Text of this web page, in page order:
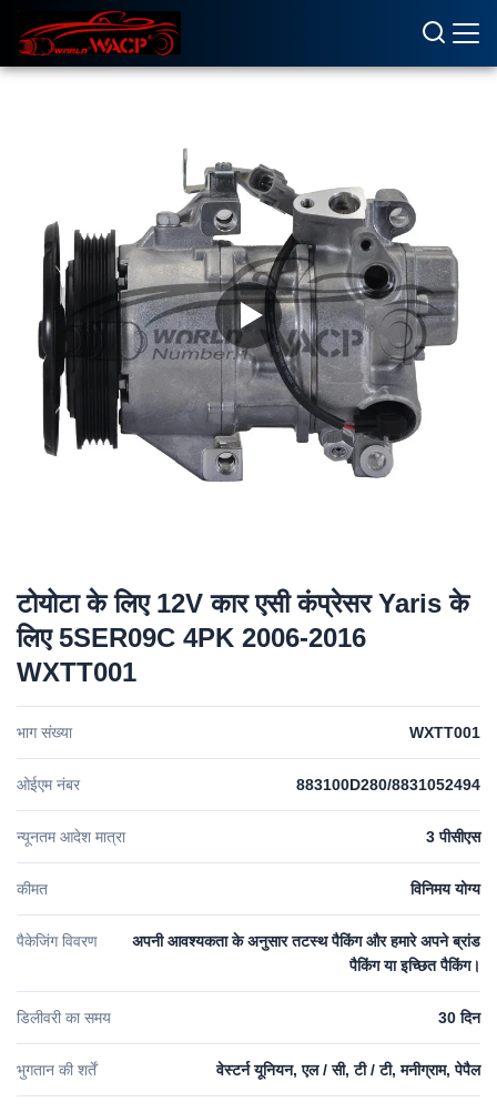
टोयोटा के लिए 12V कार एसी कंप्रेसर Yaris के
लिए 5SER09C 4PK 2006-2016
WXTT001
भाग संख्या WXTT001
ओईएम नंबर 883100D280/8831052494
न्यूनतम आदेश मात्रा 3 पीसीएस
कीमत विनिमय योग्य
पैकेजिंग विवरण
अपनी आवश्यकता के अनुसार तटस्थ पैकिंग और हमारे अपने ब्रांड
पैकिंग या इच्छित पैकिंग।
डिलीवरी का समय 30 दिन
भुगतान की शर्तें वेस्टर्न यूनियन, एल / सी, टी / टी, मनीग्राम, पेपैल